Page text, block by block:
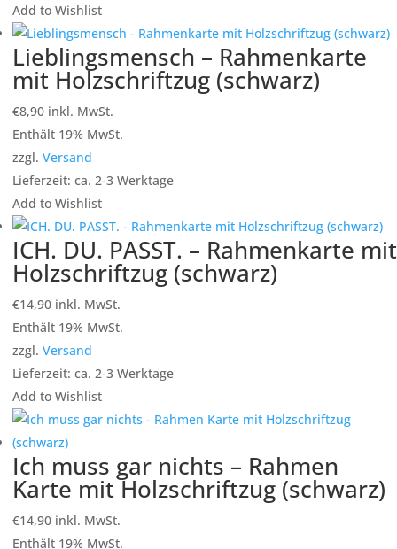
Add to Wishlist
Lieblingsmensch – Rahmenkarte
mit Holzschriftzug (schwarz)
€8,90 inkl. MwSt.
Enthält 19% MwSt.
zzgl. Versand
Lieferzeit: ca. 2-3 Werktage
Add to Wishlist
ICH. DU. PASST. – Rahmenkarte mit
Holzschriftzug (schwarz)
€14,90 inkl. MwSt.
Enthält 19% MwSt.
zzgl. Versand
Lieferzeit: ca. 2-3 Werktage
Add to Wishlist
Ich muss gar nichts – Rahmen
Karte mit Holzschriftzug (schwarz)
€14,90 inkl. MwSt.
Enthält 19% MwSt.